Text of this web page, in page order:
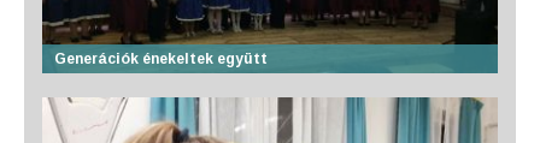
Generációk énekeltek együtt